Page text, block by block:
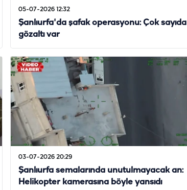
05-07-2026 12:32
Şanlıurfa'da şafak operasyonu: Çok sayıda
gözaltı var
03-07-2026 20:29
Şanlıurfa semalarında unutulmayacak an:
Helikopter kamerasına böyle yansıdı